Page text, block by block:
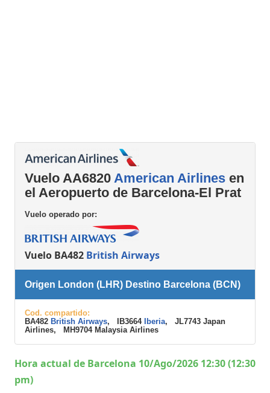
Vuelo AA6820 American Airlines en
el Aeropuerto de Barcelona-El Prat
Vuelo operado por:
Vuelo BA482 British Airways
Origen London (LHR) Destino Barcelona (BCN)
Cod. compartido:
BA482 British Airways, IB3664 Iberia, JL7743 Japan
Airlines, MH9704 Malaysia Airlines
Hora actual de Barcelona 10/Ago/2026 12:30 (12:30
pm)